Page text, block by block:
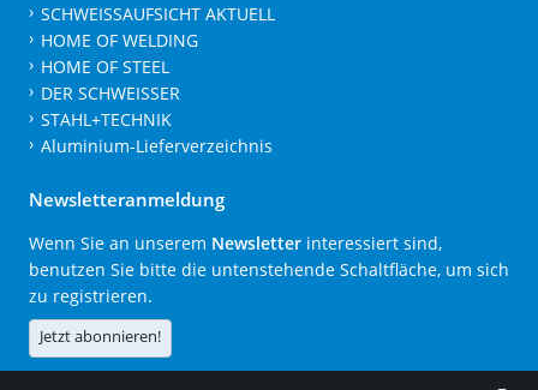
SCHWEISSAUFSICHT AKTUELL
HOME OF WELDING
HOME OF STEEL
DER SCHWEISSER
STAHL+TECHNIK
Aluminium-Lieferverzeichnis
Newsletteranmeldung
Wenn Sie an unserem Newsletter interessiert sind,
benutzen Sie bitte die untenstehende Schaltfläche, um sich
zu registrieren.
Jetzt abonnieren!